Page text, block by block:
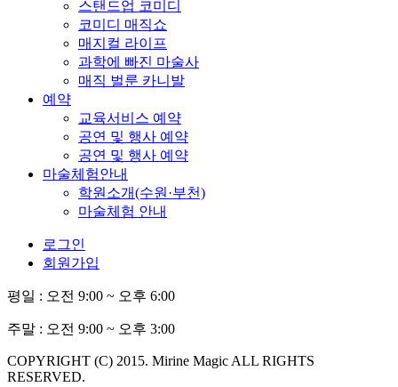
스탠드업 코미디
코미디 매직쇼
매지컬 라이프
과학에 빠진 마술사
매직 벌룬 카니발
예약
교육서비스 예약
공연 및 행사 예약
공연 및 행사 예약
마술체험안내
학원소개(수원·부천)
마술체험 안내
로그인
회원가입
평일 : 오전 9:00 ~ 오후 6:00
주말 : 오전 9:00 ~ 오후 3:00
COPYRIGHT (C) 2015. Mirine Magic ALL RIGHTS
RESERVED.